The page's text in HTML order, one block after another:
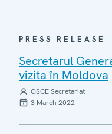
PRESS RELEASE
Secretarul
vizita în Moldova
OSCE Secretariat
3 March 2022